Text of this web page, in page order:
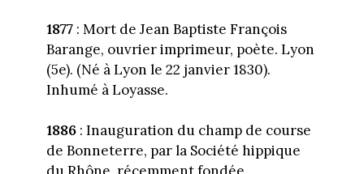
1877: Mort de Jean Baptiste François
Barange, ouvrier imprimeur, poète. Lyon
(5e). (Né à Lyon le 22 janvier 1830).
Inhumé à Loyasse.
1886: Inauguration du champ de course
de Bonneterre, par la Société hippique